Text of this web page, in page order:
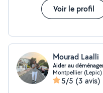
Voir le profil
Mourad Laalli
Aider au
Montpellier (Lepic)
5/5 (3 avis)